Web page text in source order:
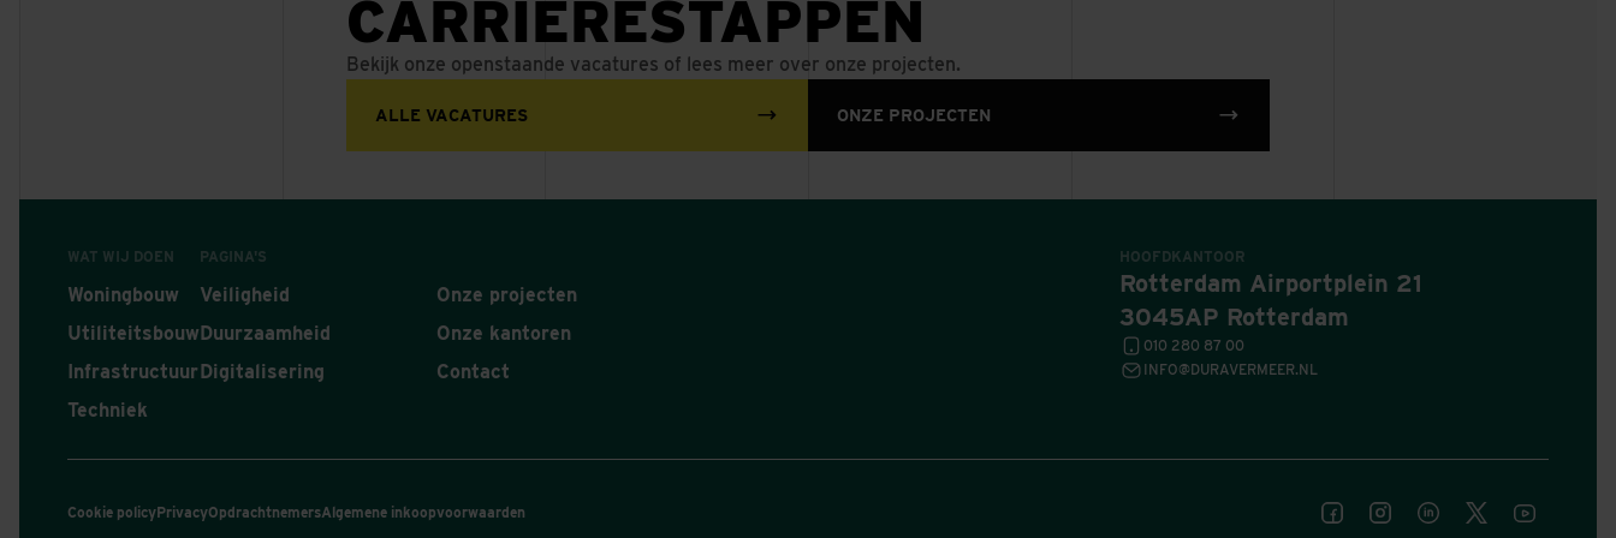
CARRIÈRESTAPPEN
Bekijk onze openstaande vacatures of lees meer over onze projecten.
ALLE VACATURES ONZE PROJECTEN
WAT WIJ DOEN
Woningbouw
Utiliteitsbouw
Infrastructuur
Techniek
PAGINA'S
Veiligheid
Duurzaamheid
Digitalisering
Onze projecten
Onze kantoren
Contact
HOOFDKANTOOR
Rotterdam Airportplein 21
3045AP Rotterdam
010 280 87 00
INFO@DURAVERMEER.NL
Cookie policyPrivacyOpdrachtnemersAlgemene inkoopvoorwaarden